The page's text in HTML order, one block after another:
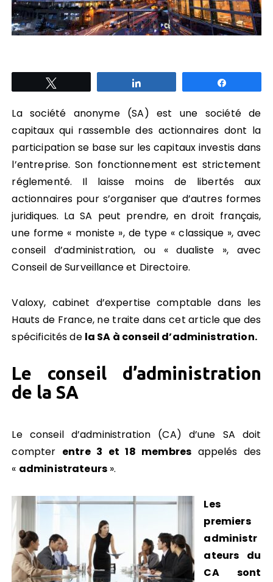
La société anonyme (SA) est une société de
capitaux qui rassemble des actionnaires dont la
participation se base sur les capitaux investis dans
l’entreprise. Son fonctionnement est strictement
réglementé. Il laisse moins de libertés aux
actionnaires pour s’organiser que d’autres formes
juridiques. La SA peut prendre, en droit français,
une forme « moniste », de type « classique », avec
conseil d’administration, ou « dualiste », avec
Conseil de Surveillance et Directoire.
Valoxy, cabinet d’expertise comptable dans les
Hauts de France, ne traite dans cet article que des
spécificités de la SA à conseil d’administration.
Le conseil d’administration
de la SA
Le conseil d’administration (CA) d’une SA doit
compter entre 3 et 18 membres appelés des
« administrateurs ».
Les
premiers
administr
ateurs du
CA sont